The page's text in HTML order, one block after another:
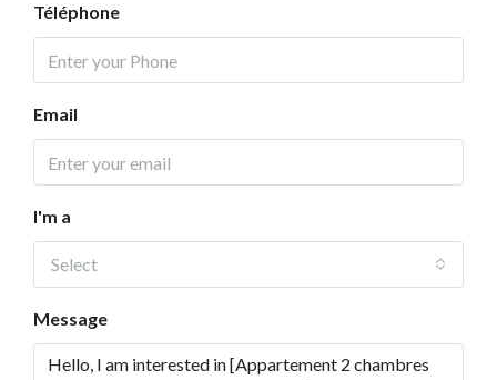
Téléphone
Email
I'm a
Select
Message